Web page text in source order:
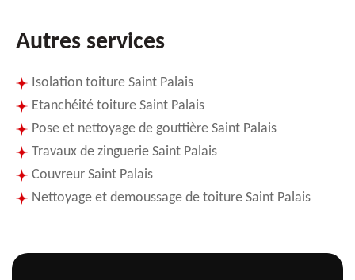
Autres services
Isolation toiture Saint Palais
Etanchéité toiture Saint Palais
Pose et nettoyage de gouttière Saint Palais
Travaux de zinguerie Saint Palais
Couvreur Saint Palais
Nettoyage et demoussage de toiture Saint Palais